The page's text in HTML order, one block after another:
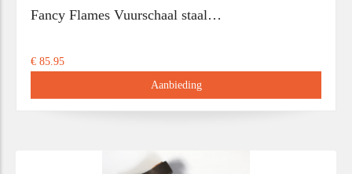
Fancy Flames Vuurschaal staal…
€ 85.95
Aanbieding